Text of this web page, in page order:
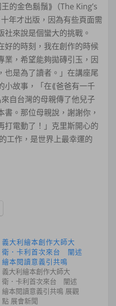
的金色鬍鬚⟫（The King’s
年才出版，因為有些頁面需
社來說是個蠻大的挑戰。
好的時刻，我在創作的時候
業，希望能夠拋磚引玉，因
也是為了讀者。」在講座尾
小故事，「在⟪爸爸有一千
自台灣的母親傳了他兒子
。那位母親說，謝謝你，
打電動了！」克里斯開心的
工作，是世界上最幸運的
義大利繪本創作大師大
衛．卡利首次來台 闡述
繪本閱讀意義引共鳴
義大利繪本創作大師大
衛．卡利首次來台 闡述
繪本閱讀意義引共鳴 展觀
點 展會新聞